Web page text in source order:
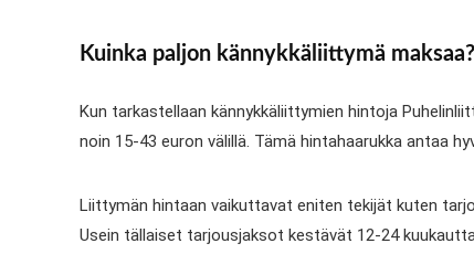
Kuinka paljon kännykkäliittymä maksaa?
Kun tarkastellaan kännykkäliittymien hintoja
noin 15-43 euron välillä. Tämä hintahaarukka antaa
Liittymän hintaan vaikuttavat eniten tekijät kuten
Usein tällaiset tarjousjaksot kestävät 12-24